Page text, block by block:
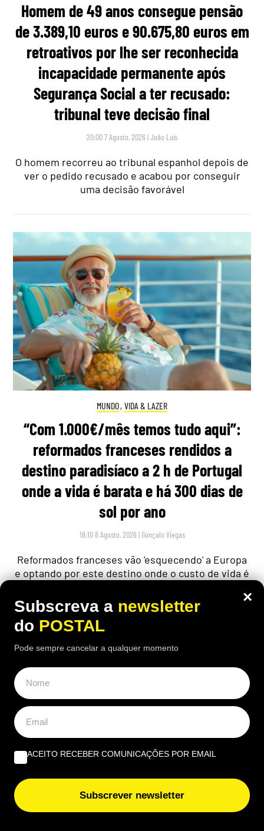
Homem de 49 anos consegue pensão
de 3.389,10 euros e 90.675,80 euros em
retroativos por lhe ser reconhecida
incapacidade permanente após
Segurança Social a ter recusado:
tribunal teve decisão final
20:00 7 Agosto, 2026 |João Luís
O homem recorreu ao tribunal espanhol depois de
ver o pedido recusado e acabou por conseguir
uma decisão favorável
MUNDO, VIDA & LAZER
“Com 1.000€/mês temos tudo aqui”:
reformados franceses rendidos a
destino paradisíaco a 2 h de Portugal
onde a vida é barata e há 300 dias de
sol por ano
18:10 8 Agosto, 2026 | Gonçalo Viegas
Reformados franceses vão 'esquecendo' a Europa
e optando por este destino onde o custo de vida é
Portugal
×
Subscreva a newsletter
do POSTAL
Pode sempre cancelar a qualquer momento
ACEITO RECEBER COMUNICAÇÕES POR EMAIL
Subscrever newsletter